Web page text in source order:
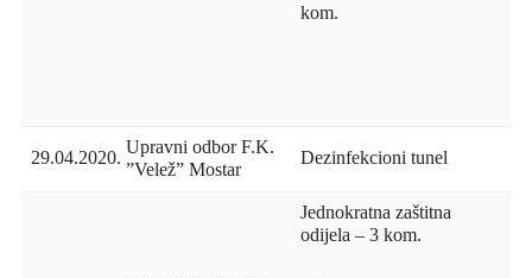
kom.
29.04.2020. Upravni odbor F.K.
”Velež” Mostar
Dezinfekcioni tunel
Jednokratna zaštitna
odijela – 3 kom.